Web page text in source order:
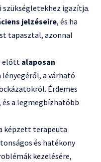
szükségletekhez igazítja.
jelzéseire, és ha
tapasztal, azonnal
előtt alaposan
lényegéről, a várható
Érdemes
a legmegbízhatóbb
képzett terapeuta
és hatékony
kezelésére,